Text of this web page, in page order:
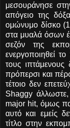
μεσουράνησε
απόγειο της
ομώνυμο δίσκο
στα μυαλά όσων
σεζόν της
ενεργοποιηθεί
τους ιπτάμενους
πρόπερσι και
τέτοιο δεν
Shaggy άλλωστε,
major hit, όμως
αυτό και εμείς
τίτλο στην